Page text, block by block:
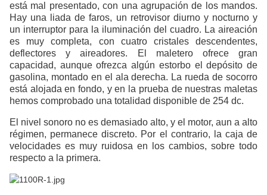
está mal presentado, con una agrupación de los mandos.
Hay una liada de faros, un retrovisor diurno y nocturno y
un interruptor para la iluminación del cuadro. La aireación
es muy completa, con cuatro cristales descendentes,
deflectores y aireadores. El maletero ofrece gran
capacidad, aunque ofrezca algún estorbo el depósito de
gasolina, montado en el ala derecha. La rueda de socorro
está alojada en fondo, y en la prueba de nuestras maletas
hemos comprobado una totalidad disponible de 254 dc.
El nivel sonoro no es demasiado alto, y el motor, aun a alto
régimen, permanece discreto. Por el contrario, la caja de
velocidades es muy ruidosa en los cambios, sobre todo
respecto a la primera.